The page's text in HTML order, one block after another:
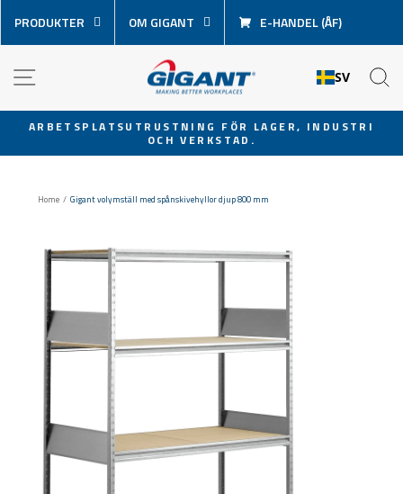
över
innehåll
PRODUKTER OM GIGANT E-HANDEL (ÅF)
SV
Pausa
ARBETSPLATSUTRUSTNING FÖR LAGER, INDUSTRI
OCH VERKSTAD.
Home / Gigant volymställ med spånskivehyllor djup 800 mm